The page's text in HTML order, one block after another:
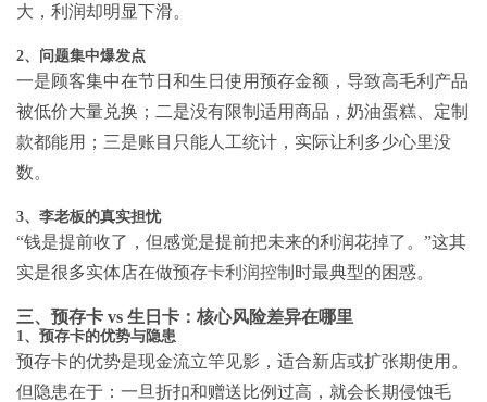
大，利润却明显下滑。
2、问题集中爆发点
一是顾客集中在节日和生日使用预存金额，导致高毛利产品
被低价大量兑换；二是没有限制适用商品，奶油蛋糕、定制
款都能用；三是账目只能人工统计，实际让利多少心里没
数。
3、李老板的真实担忧
“钱是提前收了，但感觉是提前把未来的利润花掉了。”这其
实是很多实体店在做预存卡利润控制 时最典型的困惑。
三、预存卡 vs 生日卡：核心风险差异在哪里
1、预存卡的优势与隐患
预存卡的优势是现金流立竿见影，适合新店或扩张期使用。
但隐患在于：一旦折扣和赠送比例过高，就会长期侵蚀毛